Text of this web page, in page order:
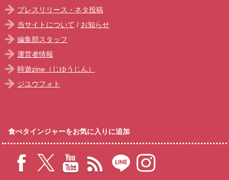
プレスリリース・ネタ投稿
当サイトについて / お知らせ
編集部スタッフ
運営者情報
時遊zine（じゆうじん）
ジユウフォト
食べタインジャーをお気に入りに追加